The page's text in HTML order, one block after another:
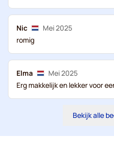
Nic
Mei 2025
romig
Elma
Mei 2025
Erg makkelijk en lekker voor
Bekijk alle